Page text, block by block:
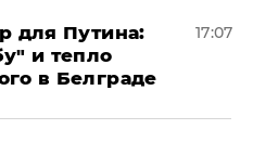
для Путина:
и тепло
в Белграде
17:07